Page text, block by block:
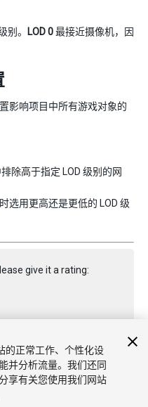
别。 LOD 0最接近摄像机，因
影响项目中所有游戏对象的
除高于指定 LOD 级别的网
选用更高还是更低的 LOD 级
give it a rating:
的正常工作、个性化设
并分析流量。我们还同
享有关您使用我们网站